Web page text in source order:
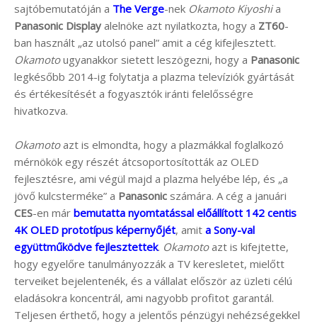
sajtóbemutatóján a The Verge-nek Okamoto Kiyoshia
Panasonic Display alelnöke azt nyilatkozta, hogy a ZT60-
ban használt „az utolsó panel” amit a cég kifejlesztett.
Okamotougyanakkor sietett leszögezni, hogy a Panasonic
legkésőbb 2014-ig folytatja a plazma televíziók gyártását
és értékesítését a fogyasztók iránti felelősségre
hivatkozva.
Okamotoazt is elmondta, hogy a plazmákkal foglalkozó
mérnökök egy részét átcsoportosították az OLED
fejlesztésre, ami végül majd a plazma helyébe lép, és „a
jövő kulcsterméke” a Panasonic számára. A cég a januári
CES-en már bemutatta nyomtatással előállított 142 centis
4K OLED prototípus képernyőjét, amit a Sony-val
együttműködve fejlesztettek. Okamotoazt is kifejtette,
hogy egyelőre tanulmányozzák a TV keresletet, mielőtt
terveiket bejelentenék, és a vállalat először az üzleti célú
eladásokra koncentrál, ami nagyobb profitot garantál.
Teljesen érthető, hogy a jelentős pénzügyi nehézségekkel